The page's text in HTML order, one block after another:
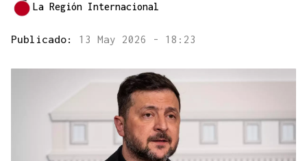
La Región Internacional
Publicado: 13 May 2026 - 18:23